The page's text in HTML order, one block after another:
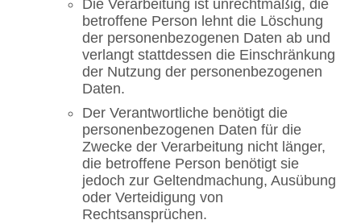
Die Verarbeitung ist unrechtmäßig, die
betroffene Person lehnt die Löschung
der personenbezogenen Daten ab und
verlangt stattdessen die Einschränkung
der Nutzung der personenbezogenen
Daten.
Der Verantwortliche benötigt die
personenbezogenen Daten für die
Zwecke der Verarbeitung nicht länger,
die betroffene Person benötigt sie
jedoch zur Geltendmachung, Ausübung
oder Verteidigung von
Rechtsansprüchen.